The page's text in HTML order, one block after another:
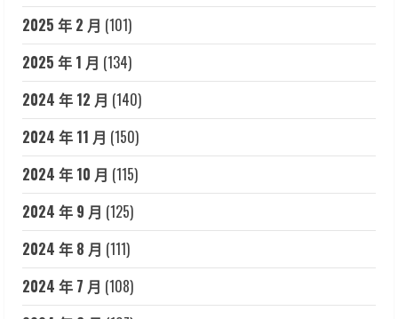
2025 年 2 月 (101)
2025 年 1 月 (134)
2024 年 12 月 (140)
2024 年 11 月 (150)
2024 年 10 月 (115)
2024 年 9 月 (125)
2024 年 8 月 (111)
2024 年 7 月 (108)